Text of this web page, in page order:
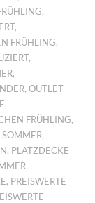
,
,
FRÜHLING,
,
,
,OUTLET
,
FRÜHLING,
,
, PLATZDECKE
,
, PREISWERTE